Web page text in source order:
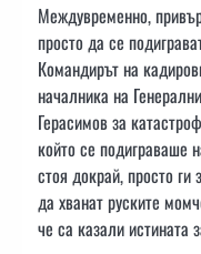
Междувременно,
просто да се
Командирът на
началника на
Герасимов за
който се подиграваше
стоя докрай, просто ги
да хванат руските
че са казали истината